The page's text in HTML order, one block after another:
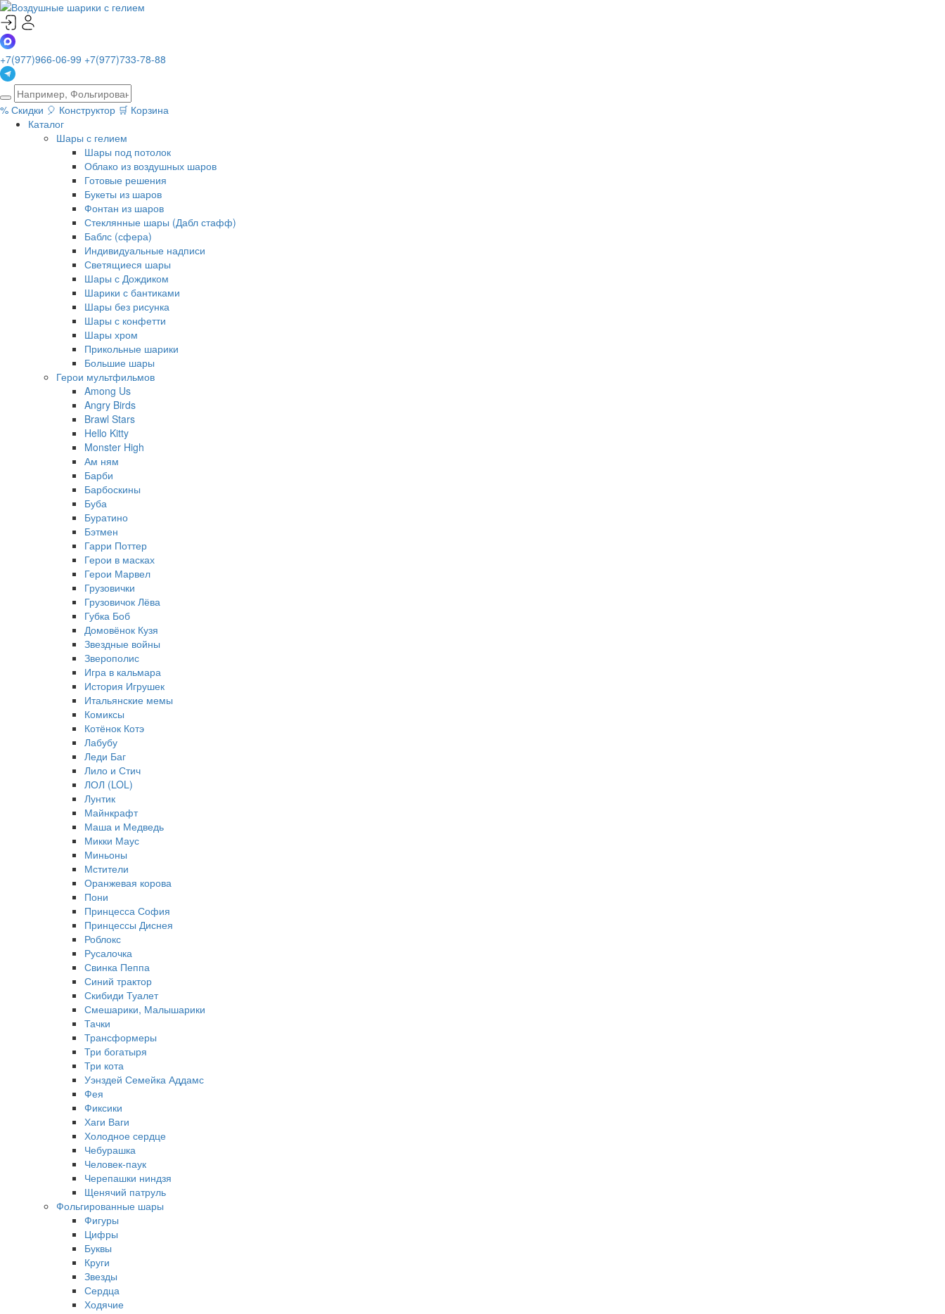
+7(977)966-06-99 +7(977)733-78-88
% Скидки 🎈 Конструктор 🛒 Корзина
Каталог
Шары с гелием
Шары под потолок
Облако из воздушных шаров
Готовые решения
Букеты из шаров
Фонтан из шаров
Стеклянные шары (Дабл стафф)
Баблс (сфера)
Индивидуальные надписи
Светящиеся шары
Шары с Дождиком
Шарики с бантиками
Шары без рисунка
Шары с конфетти
Шары хром
Прикольные шарики
Большие шары
Герои мультфильмов
Among Us
Angry Birds
Brawl Stars
Hello Kitty
Monster High
Ам ням
Барби
Барбоскины
Буба
Буратино
Бэтмен
Гарри Поттер
Герои в масках
Герои Марвел
Грузовички
Грузовичок Лёва
Губка Боб
Домовёнок Кузя
Звездные войны
Зверополис
Игра в кальмара
История Игрушек
Итальянские мемы
Комиксы
Котёнок Котэ
Лабубу
Леди Баг
Лило и Стич
ЛОЛ (LOL)
Лунтик
Майнкрафт
Маша и Медведь
Микки Маус
Миньоны
Мстители
Оранжевая корова
Пони
Принцесса София
Принцессы Диснея
Роблокс
Русалочка
Свинка Пеппа
Синий трактор
Скибиди Туалет
Смешарики, Малышарики
Тачки
Трансформеры
Три богатыря
Три кота
Уэнздей Семейка Аддамс
Фея
Фиксики
Хаги Ваги
Холодное сердце
Чебурашка
Человек-паук
Черепашки ниндзя
Щенячий патруль
Фольгированные шары
Фигуры
Цифры
Буквы
Круги
Звезды
Сердца
Ходячие